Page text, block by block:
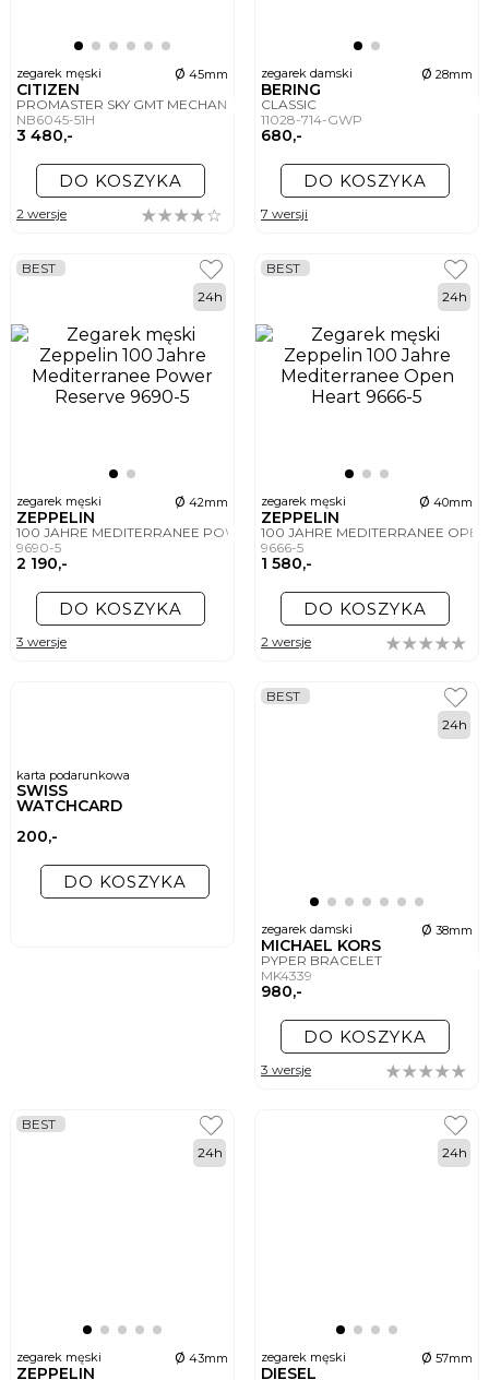
zegarek męski ø 45mm
CITIZEN
PROMASTER SKY GMT MECHANICAL
NB6045-51H
3 480,-
DO KOSZYKA
2 wersje
zegarek damski ø 28mm
BERING
CLASSIC
11028-714-GWP
680,-
DO KOSZYKA
7 wersji
zegarek męski ø 42mm
ZEPPELIN
100 JAHRE MEDITERRANEE POWER RESERVE
9690-5
2 190,-
BEST
24h
DO KOSZYKA
3 wersje
zegarek męski ø 40mm
ZEPPELIN
100 JAHRE MEDITERRANEE
9666-5
1 580,-
BEST
24h
DO KOSZYKA
2 wersje
karta podarunkowa
SWISS
WATCHCARD
200,-
DO KOSZYKA
zegarek damski ø 38mm
MICHAEL KORS
PYPER BRACELET
MK4339
980,-
BEST
24h
DO KOSZYKA
3 wersje
zegarek męski ø 43mm
ZEPPELIN
BEST
24h
zegarek męski ø 57mm
DIESEL
24h